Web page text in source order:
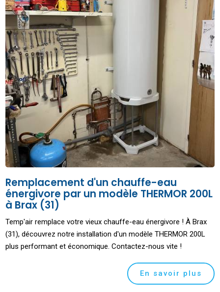
Remplacement d'un chauffe-eau
énergivore par un modèle THERMOR 200L
à Brax (31)
Temp'air remplace votre vieux chauffe-eau énergivore ! À Brax
(31), découvrez notre installation d'un modèle THERMOR 200L
plus performant et économique. Contactez-nous vite !
En savoir plus